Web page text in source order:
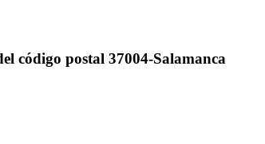
código postal 37004-Salamanca